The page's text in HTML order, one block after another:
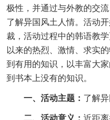
极性，并通过与外教的交
了解异国风土人情。活动
裁，活动过程中的韩语教
以来的热烈、激情、求实
到有用的知识，以丰富大
到书本上没有的知识。
一、活动主题： 了解